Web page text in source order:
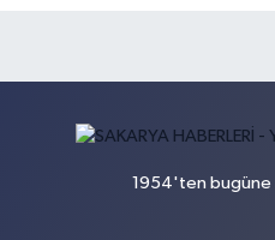
1954'ten bugüne